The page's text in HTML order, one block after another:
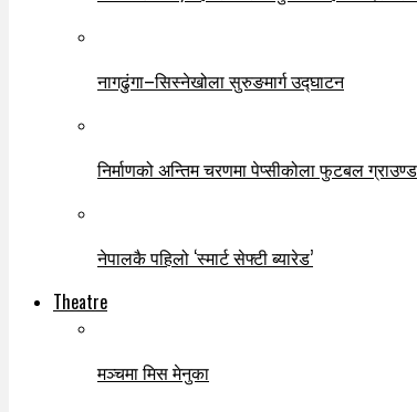
नागढुंगा–सिस्नेखोला सुरुङमार्ग उद्घाटन
निर्माणको अन्तिम चरणमा पेप्सीकोला फुटबल ग्राउण्ड
नेपालकै पहिलो ‘स्मार्ट सेफ्टी ब्यारेड’
Theatre
मञ्चमा मिस मेनुका